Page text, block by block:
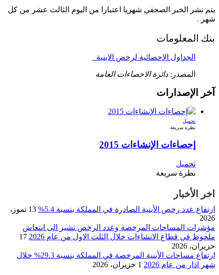
يتم نشر الخبر الصحفي شهريا اعتبارا من اليوم الثالث عشر من كل
شهر .
بنك المعلومات
الجداول الإحصائية لرخص الابنية
المصدر: دائرة الاحصاءات العامة
آخر الإصدارات
تحميل
نظرة سريعة
إحصاءات الإنشاءات 2015
تحميل
نظرة سريعة
اخر الأخبار
ارتفاع عدد رخص الأبنية الصادرة في المملكة بنسبة 5.4%
13 تموز،
2026
مؤشرات المساحات المرخصة وعدد الرخص تشير الى انتعاش
ملحوظ في قطاع الانشاءات خلال الثلث الاول من عام 2026
17
حزيران، 2026
ارتفاع مساحات الأبنية المرخصة في المملكة بنسبة 29.3% خلال
شهر اذار من عام 2026
1 حزيران، 2026